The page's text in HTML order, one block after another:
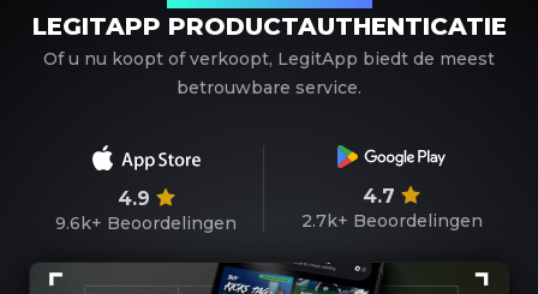
LEGITAPP PRODUCTAUTHENTICATIE
Of u nu koopt of verkoopt, LegitApp biedt de meest
betrouwbare service.
4.9
9.6k+ Beoordelingen
4.7
2.7k+ Beoordelingen